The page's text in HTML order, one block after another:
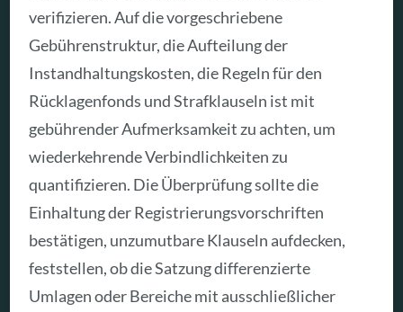
verifizieren. Auf die vorgeschriebene
Gebührenstruktur, die Aufteilung der
Instandhaltungskosten, die Regeln für den
Rücklagenfonds und Strafklauseln ist mit
gebührender Aufmerksamkeit zu achten, um
wiederkehrende Verbindlichkeiten zu
quantifizieren. Die Überprüfung sollte die
Einhaltung der Registrierungsvorschriften
bestätigen, unzumutbare Klauseln aufdecken,
feststellen, ob die Satzung differenzierte
Umlagen oder Bereiche mit ausschließlicher